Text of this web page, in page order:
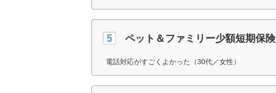
ペット＆ファミリー少額短期保険
電話対応がすごくよかった（30代／女性）